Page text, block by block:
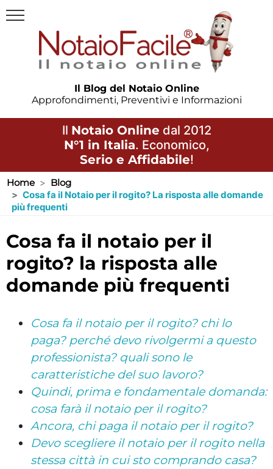
Il Blog del Notaio Online
Approfondimenti, Preventivi e Informazioni
Il Notaio Online dal 2012
N°1 in Italia. Economico,
Serio e Affidabile!
Home
Blog
Cosa fa il Notaio per il rogito? La risposta alle domande
più frequenti
cosa fa il notaio per il
rogito? la risposta alle
domande più frequenti
Cosa fa il notaio per il rogito? chi lo
paga? perché devo rivolgermi a questo
professionista? quali sono le
caratteristiche del suo lavoro?
Quindi, prima e fondamentale domanda:
cosa farà il notaio per il rogito?
Ancora, chi paga il notaio per il rogito?
Devo scegliere il notaio per il rogito nella
stessa città in cui sto comprando casa?